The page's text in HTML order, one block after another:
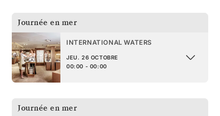
Journée en mer
INTERNATIONAL WATERS
JEU. 26 OCTOBRE
00:00 - 00:00
Journée en mer